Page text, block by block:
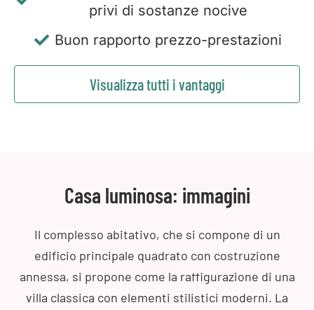
privi di sostanze nocive
Buon rapporto prezzo-prestazioni
Visualizza tutti i vantaggi
Casa luminosa: immagini
Il complesso abitativo, che si compone di un
edificio principale quadrato con costruzione
annessa, si propone come la raffigurazione di una
villa classica con elementi stilistici moderni. La